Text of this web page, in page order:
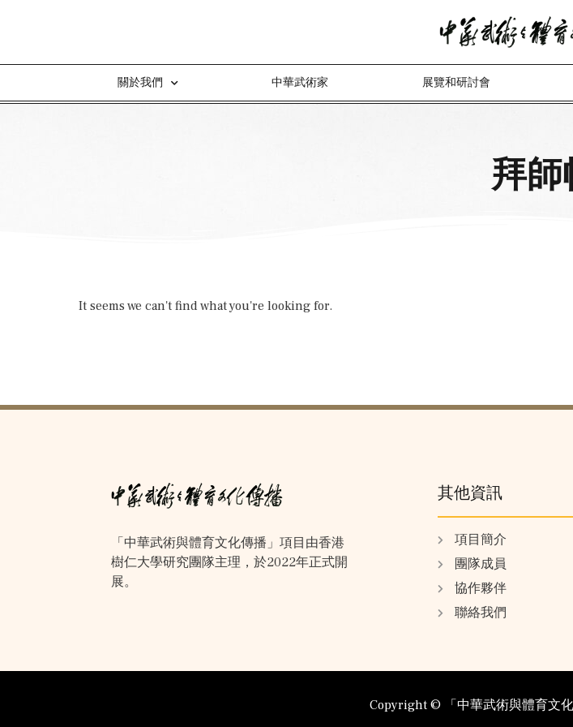
關於我們 中華武術家 展覽和研討會
拜師
It seems we can't find what you're looking for.
「中華武術與體育文化傳播」項目由香港
樹仁大學研究團隊主理，於2022年正式開
展。
其他資訊
項目簡介
團隊成員
協作夥伴
聯絡我們
Copyright ©️ 「中華武術與體育文